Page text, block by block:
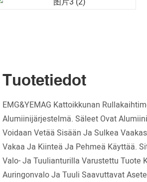
Tuotetiedot
EMG&YEMAG Kattoikkunan
Alumiinijärjestelmä. Säleet Ovat
Voidaan Vetää Sisään Ja Sulkea
Vakaa Ja Kiinteä Ja Pehmeä Käyttää.
Valo- Ja Tuulianturilla Varustettu Tuote
Auringonvalo Ja Tuuli Saavuttavat